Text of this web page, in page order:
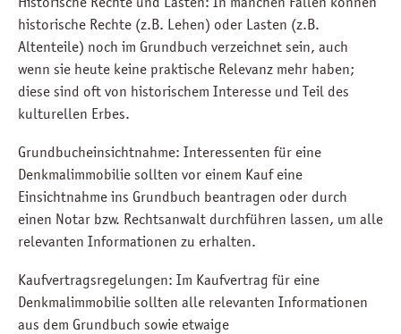
historische Rechte (z.B. Lehen) oder Lasten (z.B.
Altenteile) noch im Grundbuch verzeichnet sein, auch
wenn sie heute keine praktische Relevanz mehr haben;
diese sind oft von historischem Interesse und Teil des
kulturellen Erbes.
Grundbucheinsichtnahme: Interessenten für eine
Denkmalimmobilie sollten vor einem Kauf eine
Einsichtnahme ins Grundbuch beantragen oder durch
einen Notar bzw. Rechtsanwalt durchführen lassen, um alle
relevanten Informationen zu erhalten.
Kaufvertragsregelungen: Im Kaufvertrag für eine
Denkmalimmobilie sollten alle relevanten Informationen
aus dem Grundbuch sowie etwaige